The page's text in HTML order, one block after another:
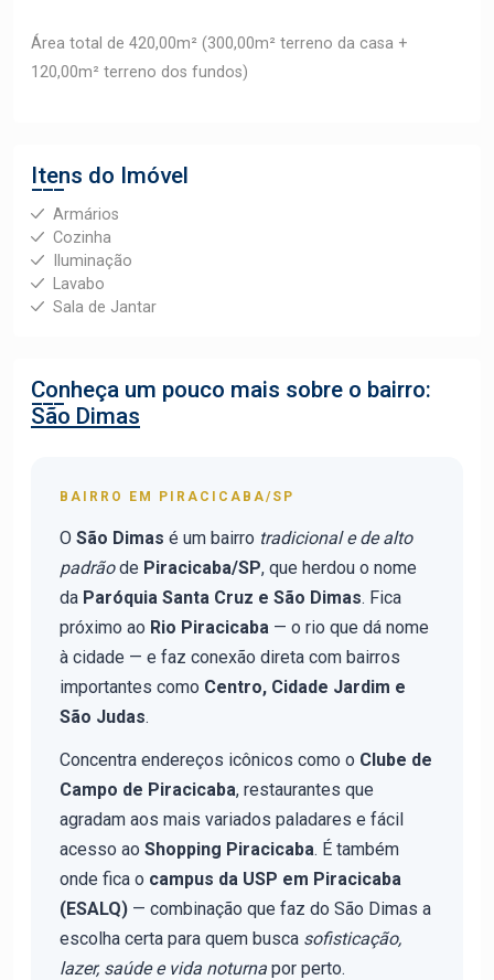
Área total de 420,00m² (300,00m² terreno da casa +
120,00m² terreno dos fundos)
Itens do Imóvel
Armários
Cozinha
Iluminação
Lavabo
Sala de Jantar
Conheça um pouco mais sobre o bairro:
São Dimas
BAIRRO EM PIRACICABA/SP
O São Dimas é um bairro tradicional e de alto
padrãode Piracicaba/SP, que herdou o nome
da Paróquia Santa Cruz e São Dimas. Fica
próximo ao Rio Piracicaba — o rio que dá nome
à cidade — e faz conexão direta com bairros
importantes como Centro, Cidade Jardim e
São Judas.
Concentra endereços icônicos como o Clube de
Campo de Piracicaba, restaurantes que
agradam aos mais variados paladares e fácil
acesso ao Shopping Piracicaba. É também
onde fica o campus da USP em Piracicaba
(ESALQ) — combinação que faz do São Dimas a
escolha certa para quem busca sofisticação,
lazer, saúde e vida noturna por perto.